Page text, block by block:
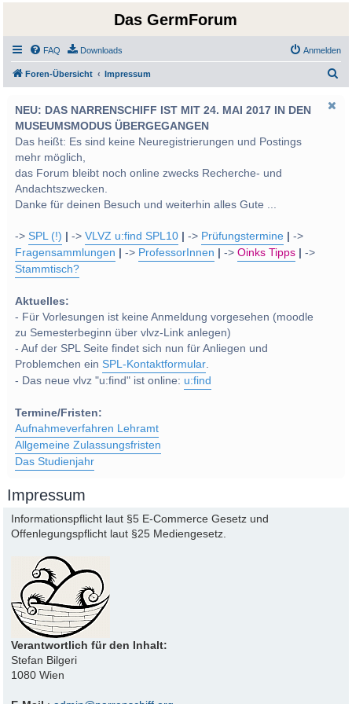
Das GermForum
FAQ Downloads Anmelden
Foren-Übersicht Impressum
NEU: DAS NARRENSCHIFF IST MIT 24. MAI 2017 IN DEN
MUSEUMSMODUS ÜBERGEGANGEN
Das heißt: Es sind keine Neuregistrierungen und Postings
mehr möglich,
das Forum bleibt noch online zwecks Recherche- und
Andachtszwecken.
Danke für deinen Besuch und weiterhin alles Gute ...
->SPL (!) ->VLVZ u:find SPL10 -> Prüfungstermine
->
Fragensammlungen
-> ProfessorInnen ->Oinks Tipps
->
Stammtisch?
Aktuelles:
- Für Vorlesungen ist keine Anmeldung vorgesehen (moodle
zu Semesterbeginn über vlvz-Link anlegen)
- Auf der SPL Seite findet sich nun für Anliegen und
Problemchen einSPL-Kontaktformular.
- Das neue vlvz "u:find" ist online: u:find
Termine/Fristen:
Aufnahmeverfahren Lehramt
Allgemeine Zulassungsfristen
Das Studienjahr
Impressum
Informationspflicht laut §5 E-Commerce Gesetz und
Offenlegungspflicht laut §25 Mediengesetz.
Verantwortlich für den Inhalt:
Stefan Bilgeri
1080 Wien